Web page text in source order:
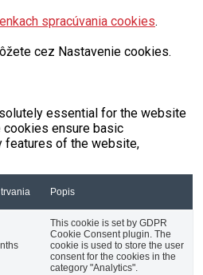
spracúvania cookies.
cez Nastavenie cookies.
essential for the website
cookies ensure basic
features of the website,
Popis
This cookie is set by GDPR
Cookie Consent plugin. The
cookie is used to store the user
consent for the cookies in the
category "Analytics".